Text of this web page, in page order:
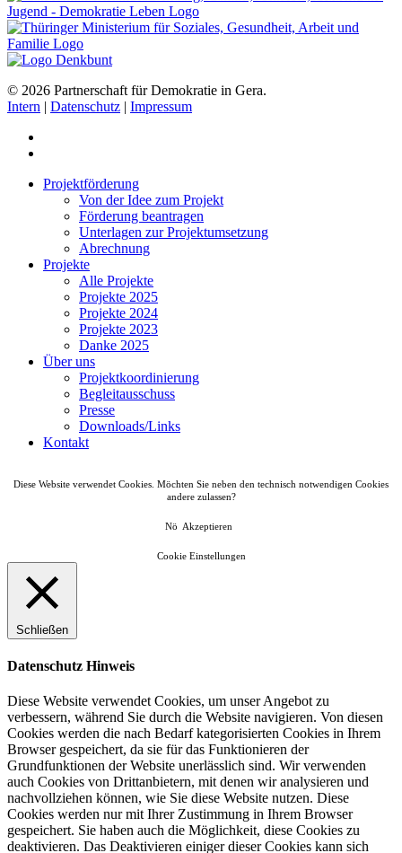
© 2026 Partnerschaft für Demokratie in Gera.
Intern | Datenschutz | Impressum
Projektförderung
Von der Idee zum Projekt
Förderung beantragen
Unterlagen zur Projektumsetzung
Abrechnung
Projekte
Alle Projekte
Projekte 2025
Projekte 2024
Projekte 2023
Danke 2025
Über uns
Projektkoordinierung
Begleitausschuss
Presse
Downloads/Links
Kontakt
Diese Website verwendet Cookies. Möchten Sie neben den technisch notwendigen Cookies
andere zulassen?
Nö Akzeptieren
Cookie Einstellungen
Schließen
Datenschutz Hinweis
Diese Website verwendet Cookies, um unser Angebot zu
verbessern, während Sie durch die Website navigieren. Von diesen
Cookies werden die nach Bedarf kategorisierten Cookies in Ihrem
Browser gespeichert, da sie für das Funktionieren der
Grundfunktionen der Website unerlässlich sind. Wir verwenden
auch Cookies von Drittanbietern, mit denen wir analysieren und
nachvollziehen können, wie Sie diese Website nutzen. Diese
Cookies werden nur mit Ihrer Zustimmung in Ihrem Browser
gespeichert. Sie haben auch die Möglichkeit, diese Cookies zu
deaktivieren. Das Deaktivieren einiger dieser Cookies kann sich